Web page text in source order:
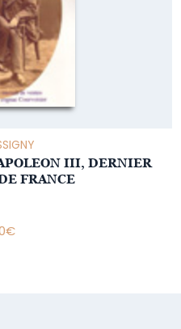
III, DERNIER
FRANCE
€